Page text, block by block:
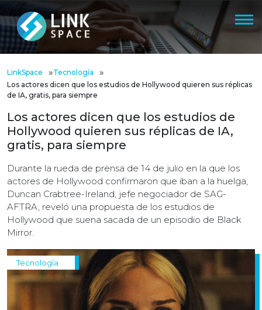
LinkSpace »Tecnología »
Los actores dicen que los estudios de Hollywood quieren sus réplicas
de IA, gratis, para siempre
Los actores dicen que los estudios de
Hollywood quieren sus réplicas de IA,
gratis, para siempre
Durante la rueda de prensa de 14 de julio en la que los
actores de Hollywood confirmaron que iban a la huelga,
Duncan Crabtree-Ireland, jefe negociador de SAG-
AFTRA, reveló una propuesta de los estudios de
Hollywood que suena sacada de un episodio de Black
Mirror.
Tecnología